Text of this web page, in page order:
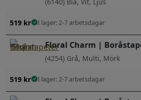
519 kr I lager: 2-7 arbetsdagar
Floral Charm |
(4254) Grå, Multi, Mörk
519 kr I lager: 2-7 arbetsdagar